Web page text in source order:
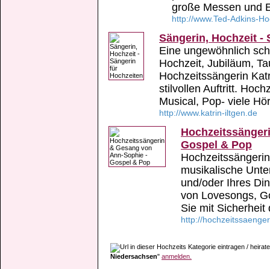
große Messen und
http://www.Ted-Adkins-
Sängerin, Hochzeit -
Eine ungewöhnlich
Hochzeit, Jubiläum,
Hochzeitssängerin
stilvollen Auftritt.
Musical, Pop- viele
http://www.katrin-iltgen.de
Gospel & Pop
musikalische
und/oder Ihres
von Lovesongs,
Sie mit Sicherheit
http://
Niedersachsen" anmelden.